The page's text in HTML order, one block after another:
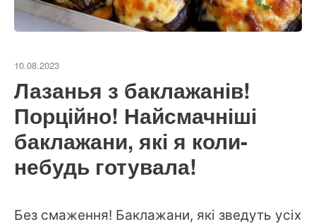
10.08.2023
Лазанья з баклажанів!
Порційно! Найсмачніші
баклажани, які я коли-
небудь готувала!
Без смаження! Баклажани, які зведуть усіх